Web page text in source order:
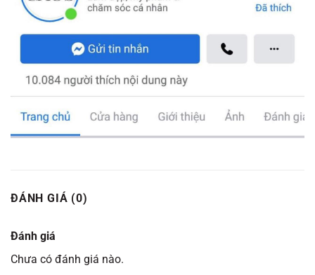
ĐÁNH GIÁ (0)
Đánh giá
Chưa có đánh giá nào.